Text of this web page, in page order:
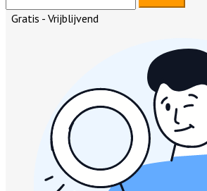
Gratis - Vrijblijvend